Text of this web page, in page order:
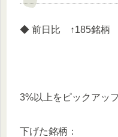
◆ 前日比 ↑185銘柄
3%以上をピックアッ
下げた銘柄：